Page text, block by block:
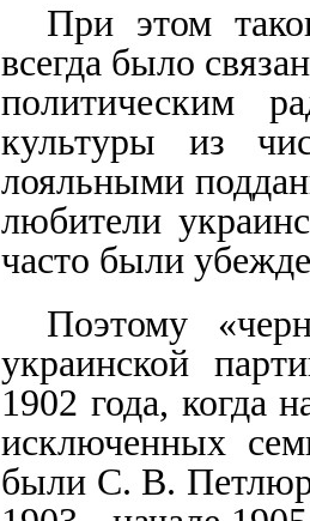
При этом
всегда было
политическим
культуры из
лояльными
любители
часто были
Поэтому
украинской
1902 года, когда
исключенных
были С. В.